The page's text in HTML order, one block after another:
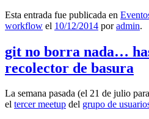
Esta entrada fue publicada en
workflow el 10/12/2014 poradmin.
git no borra nada…
recolector de basura
La semana pasada (el 21 de julio
el tercer meetup del grupo de